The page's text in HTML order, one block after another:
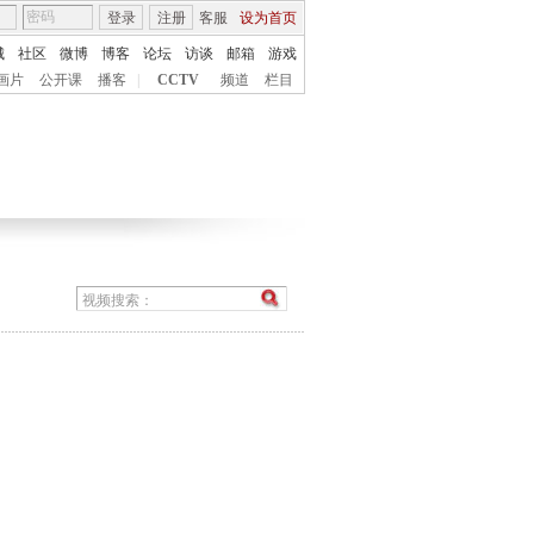
客服 设为首页
登录 注册
社区 微博 博客 论坛 访谈 邮箱
游戏
片
公开课 播客 CCTV 频道 栏目